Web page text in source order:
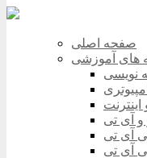
صفحه اصلی
های آموزشی
نویسی
و آی تی
آی تی
آی تی